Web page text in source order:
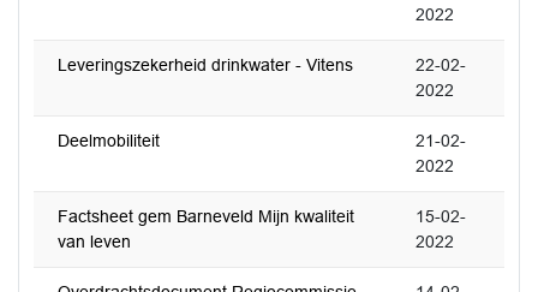
2022
Leveringszekerheid drinkwater - Vitens
22-02-
2022
Deelmobiliteit
21-02-
2022
Factsheet gem Barneveld Mijn kwaliteit
van leven
15-02-
2022